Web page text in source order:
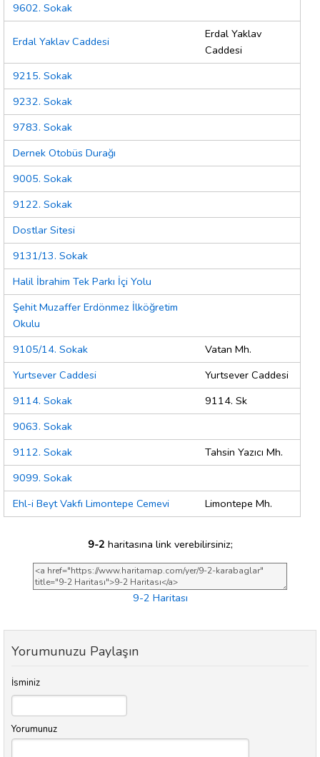
9602. Sokak
Erdal Yaklav Caddesi
Erdal Yaklav
Caddesi
9215. Sokak
9232. Sokak
9783. Sokak
Dernek Otobüs Durağı
9005. Sokak
9122. Sokak
Dostlar Sitesi
9131/13. Sokak
Halil İbrahim Tek Parkı İçi Yolu
Şehit Muzaffer Erdönmez İlköğretim
Okulu
9105/14. Sokak
Vatan Mh.
Yurtsever Caddesi
Yurtsever Caddesi
9114. Sokak
9114. Sk
9063. Sokak
9112. Sokak
Tahsin Yazıcı Mh.
9099. Sokak
Ehl-i Beyt Vakfı Limontepe Cemevi
Limontepe Mh.
9-2 haritasına link verebilirsiniz;
9-2 Haritası
Yorumunuzu Paylaşın
İsminiz
Yorumunuz